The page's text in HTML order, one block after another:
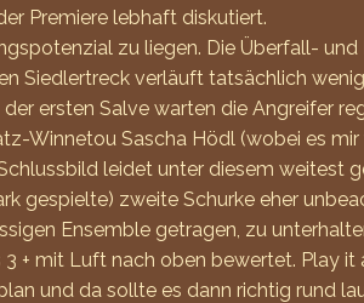
Premiere lebhaft diskutiert.
zu liegen. Die Überfall-
Siedlertreck verläuft tatsächlich
ersten Salve warten die Angreifer
Winnetou Sascha Hödl (wobei es
leidet unter diesem
gespielte) zweite Schurke eher
Ensemble getragen, zu
+ mit Luft nach oben bewertet. Play
und da sollte es dann richtig rund